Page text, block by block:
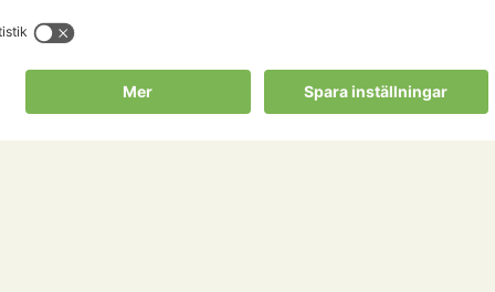
Kalender
Publikationer
Förbund